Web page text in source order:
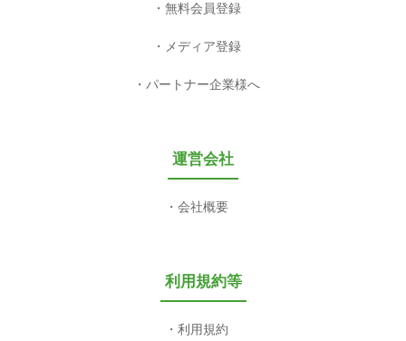
無料会員登録
メディア登録
パートナー企業様へ
運営会社
会社概要
利用規約等
利用規約